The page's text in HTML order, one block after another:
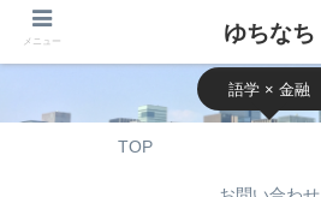
語学 × 金融
TOP
メニュー ゆちなち